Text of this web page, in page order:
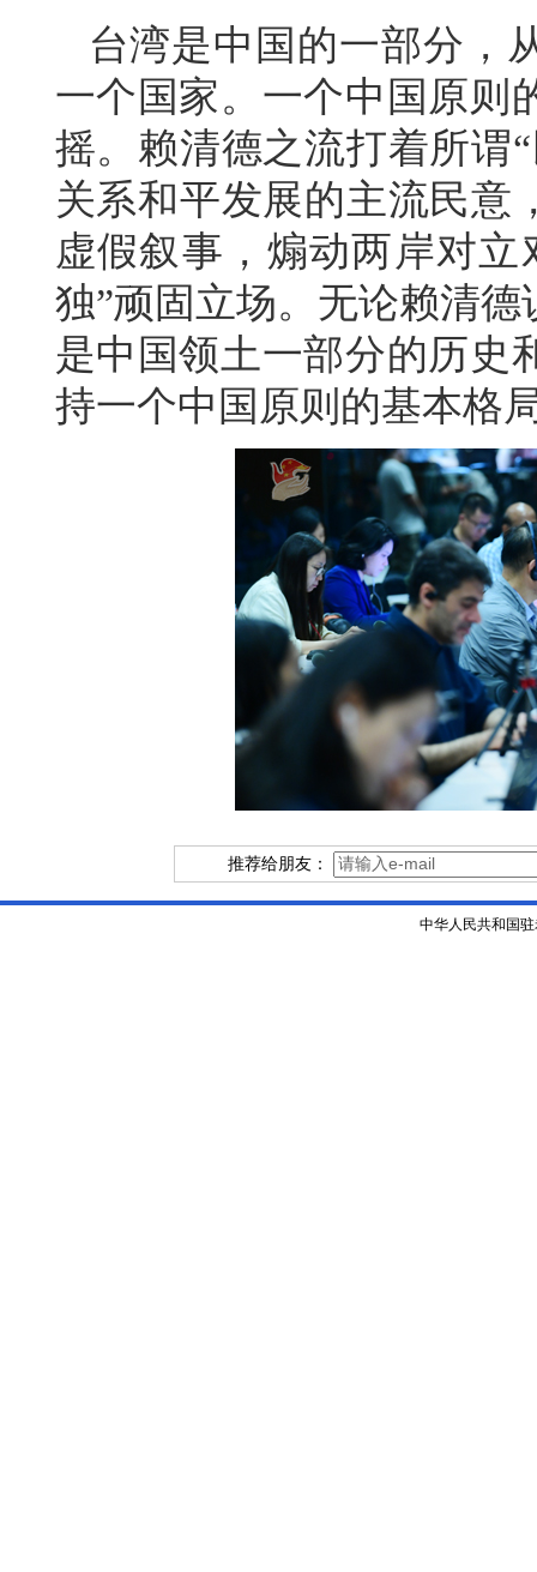
台湾是中国的一部分，
一个国家。一个中国原则
摇。赖清德之流打着所谓
关系和平发展的主流民意
虚假叙事，煽动两岸对
独”顽固立场。无论赖清
是中国领土一部分的历史
持一个中国原则的基本格
推荐给朋友：
中华人民共和国